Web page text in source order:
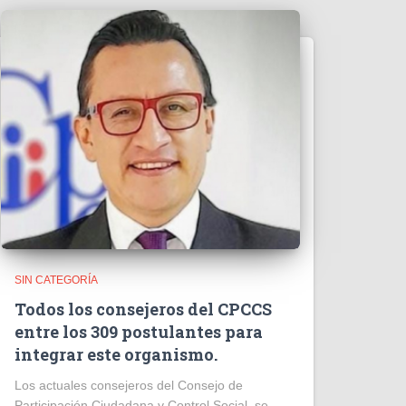
SIN CATEGORÍA
Todos los consejeros del CPCCS
entre los 309 postulantes para
integrar este organismo.
Los actuales consejeros del Consejo de